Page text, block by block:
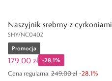
Naszyjnik srebrny z cyrkoniami
SHY/NC040Z
Promocja
179,00 zł -28,1%
Cena regularna: 249,00 zł -28,1%